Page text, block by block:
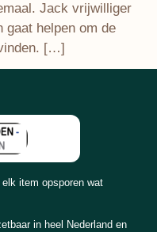
Jack vrijwilliger
gaat helpen om de
[…]
item opsporen wat
in heel Nederland en